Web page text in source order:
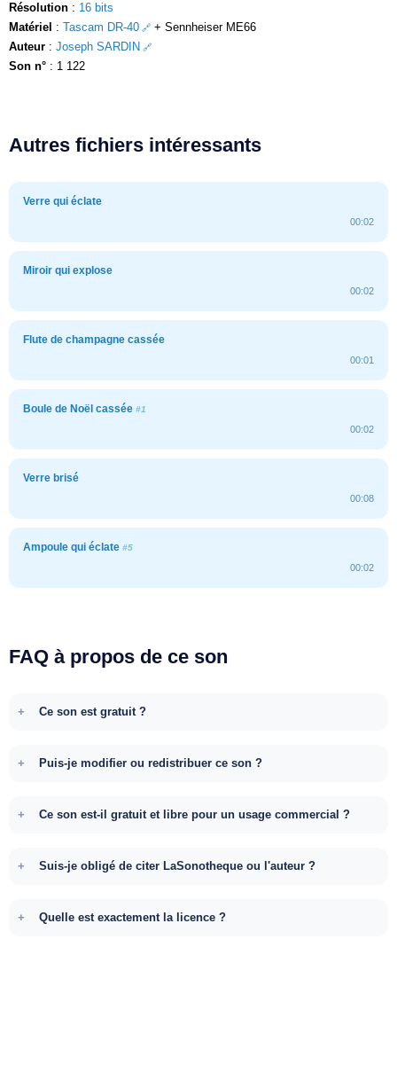
Résolution : 16 bits
Matériel : Tascam DR-40
+ Sennheiser ME66
Auteur : Joseph SARDIN
Son n° : 1 122
Autres fichiers intéressants
Verre qui éclate
00:02
Miroir qui explose
00:02
Flute de champagne cassée
00:01
Boule de Noël cassée #1
00:02
Verre brisé
00:08
Ampoule qui éclate #5
00:02
FAQ à propos de ce son
Ce son est gratuit ?
Puis-je modifier ou redistribuer ce son ?
Ce son est-il gratuit et libre pour un usage commercial ?
Suis-je obligé de citer LaSonotheque ou l'auteur ?
Quelle est exactement la licence ?